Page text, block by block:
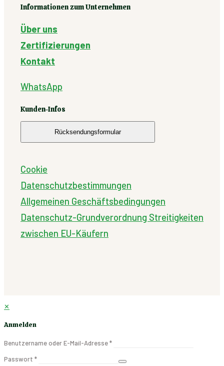
Informationen zum Unternehmen
Über uns
Zertifizierungen
Kontakt
WhatsApp
Kunden-Infos
Rücksendungsformular
Cookie
Datenschutzbestimmungen
Allgemeinen Geschäftsbedingungen
Datenschutz-Grundverordnung Streitigkeiten
zwischen EU-Käufern
✕
Anmelden
Benutzername oder E-Mail-Adresse*
Passwort *